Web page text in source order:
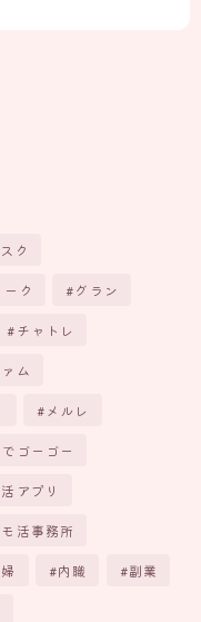
ク
ク グラン
チャトレ
ム
メルレ
ゴーゴー
アプリ
モ活事務所
内職 副業